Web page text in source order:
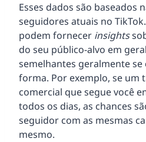
Esses dados são baseados
seguidores atuais no
podem fornecer insights
do seu público-alvo em
semelhantes geralmente se
forma. Por exemplo, se um
comercial que segue você
todos os dias, as chances
seguidor com as mesmas
mesmo.